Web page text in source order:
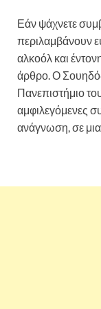
Εάν ψάχνετε
περιλαμβάνουν
αλκοόλ και
άρθρο. Ο
Πανεπιστήμιο
αμφιλεγόμενες
ανάγνωση, σε μια